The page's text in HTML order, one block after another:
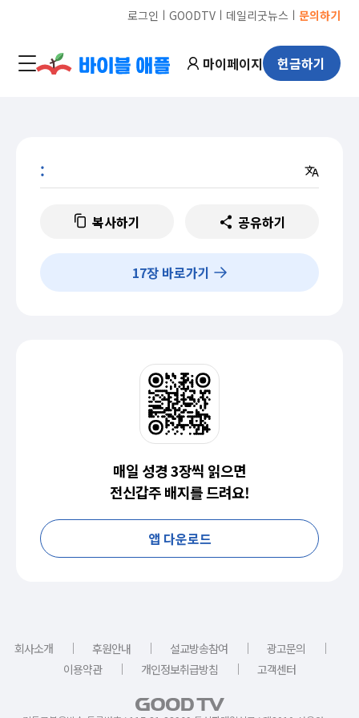
로그인 ㅣ GOODTVㅣ 데일리굿뉴스 ㅣ 문의하기
마이페이지 헌금하기
:
복사하기 공유하기
17장 바로가기
매일 성경 3장씩 읽으면
전신갑주 배지를 드려요!
앱 다운로드
회사소개 ｜ 후원안내 ｜ 설교방송참여 ｜ 광고문의
｜
이용약관
｜ 개인정보취급방침 ｜ 고객센터